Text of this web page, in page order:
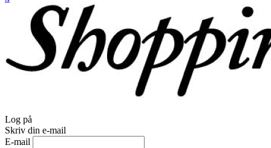
Log på
Skriv din e-mail
E-mail